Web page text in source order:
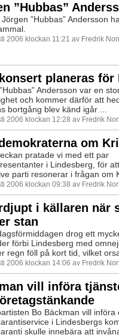
”Hubbas”
”Hubbas” Andersson
2006 klockan 11:21 av Fredrik
planeras för
Andersson var en
och kommer därför att
bortgång blev känd igår ...
2006 klockan 12:28 av Fredrik
om
pratade vi med ett par
i Lindesberg, för
parti resonerar i frågan om
2006 klockan 09:38 av Fredrik
i källaren när
stan
drog ett
förbi Lindesberg med
regn föll på kort tid, vilket
2006 klockan 14:06 av Fredrik
vill införa
Bo Bäckman vill införa
i Lindesbergs
skulle innebära att